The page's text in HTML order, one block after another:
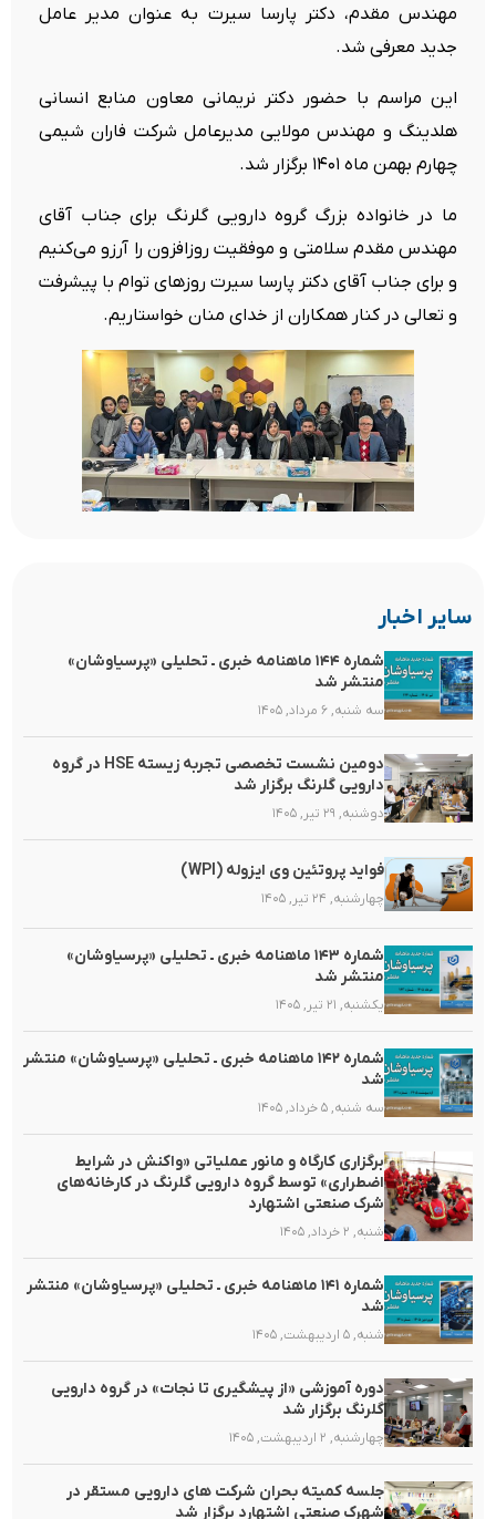
مهندس مقدم، دکتر پارسا سیرت به عنوان مدیر عامل
جدید معرفی شد.
این مراسم با حضور دکتر نریمانی معاون منابع انسانی
هلدینگ و مهندس مولایی مدیرعامل شرکت فاران شیمی
چهارم بهمن ماه ۱۴۰۱ برگزار شد.
ما در خانواده بزرگ گروه دارویی گلرنگ برای جناب آقای
مهندس مقدم سلامتی و موفقیت روزافزون را آرزو می‌کنیم
و برای جناب آقای دکتر پارسا سیرت روزهای توام با پیشرفت
و تعالی در کنار همکاران از خدای منان خواستاریم.
سایر اخبار
شماره ۱۴۴ ماهنامه خبری ـ تحلیلی «پرسیاوشان»
منتشر شد
سه شنبه, ۶ مرداد, ۱۴۰۵
دومین نشست تخصصی تجربه زیسته HSE در گروه
دارویی گلرنگ برگزار شد
دوشنبه, ۲۹ تیر, ۱۴۰۵
فواید پروتئین وی ایزوله (WPI)
چهارشنبه, ۲۴ تیر, ۱۴۰۵
شماره ۱۴۳ ماهنامه خبری ـ تحلیلی «پرسیاوشان»
منتشر شد
یکشنبه, ۲۱ تیر, ۱۴۰۵
شماره ۱۴۲ ماهنامه خبری ـ تحلیلی «پرسیاوشان» منتشر
شد
سه شنبه, ۵ خرداد, ۱۴۰۵
برگزاری کارگاه و مانور عملیاتی «واکنش در شرایط
اضطراری» توسط گروه دارویی گلرنگ در کارخانه‌های
شرک صنعتی اشتهارد
شنبه, ۲ خرداد, ۱۴۰۵
شماره ۱۴۱ ماهنامه خبری ـ تحلیلی «پرسیاوشان» منتشر
شد
شنبه, ۵ اردیبهشت, ۱۴۰۵
دوره آموزشی «از پیشگیری تا نجات» در گروه دارویی
گلرنگ برگزار شد
چهارشنبه, ۲ اردیبهشت, ۱۴۰۵
جلسه کمیته بحران شرکت های دارویی مستقر در
شهرک صنعتی اشتهارد برگزار شد